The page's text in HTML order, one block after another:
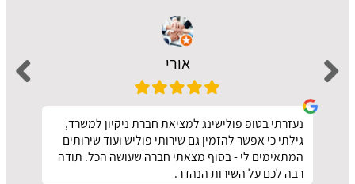
אורי
נעזרתי בטופ פולישינג למציאת חברת ניקיון למשרד,
גילתי כי אפשר להזמין גם שירותי פוליש ועוד שירותים
המתאימים לי - בסוף מצאתי חברה שעושה הכל. תודה
רבה לכם על השירות הנהדר.